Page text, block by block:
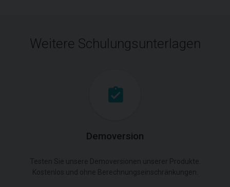
Weitere Schulungsunterlagen
Demoversion